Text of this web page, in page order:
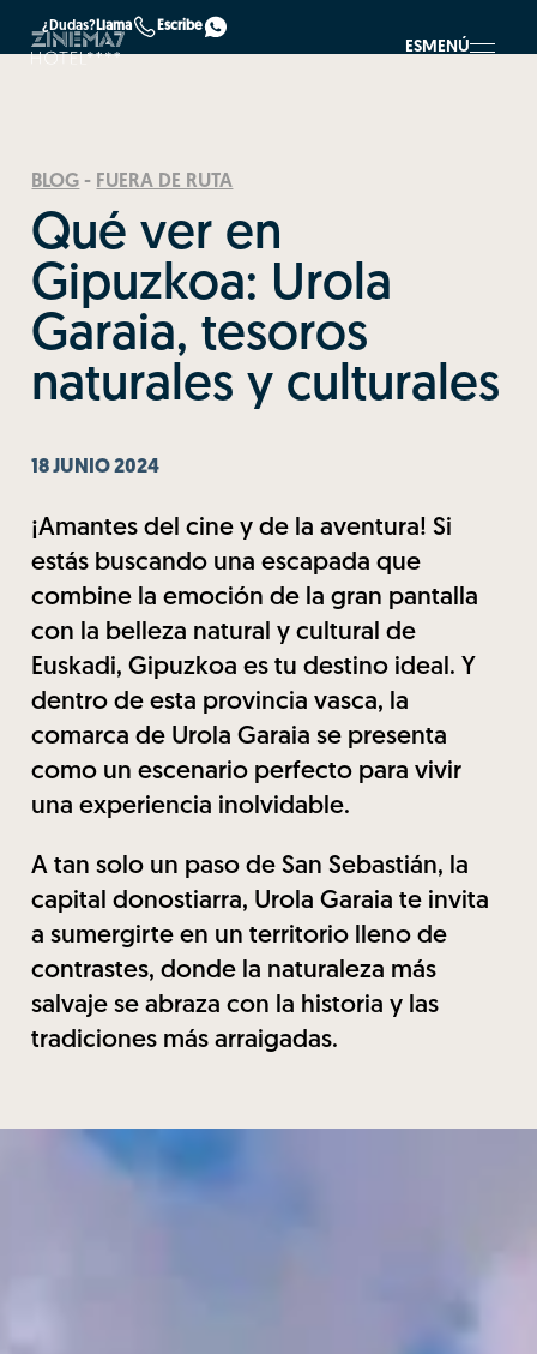
¿Dudas?Llama Escribe
ESMENÚ
BLOG - FUERA DE RUTA
Qué ver en
Gipuzkoa: Urola
Garaia, tesoros
naturales y culturales
18 JUNIO 2024
¡Amantes del cine y de la aventura! Si
estás buscando una escapada que
combine la emoción de la gran pantalla
con la belleza natural y cultural de
Euskadi, Gipuzkoa es tu destino ideal. Y
dentro de esta provincia vasca, la
comarca de Urola Garaia se presenta
como un escenario perfecto para vivir
una experiencia inolvidable.
A tan solo un paso de San Sebastián, la
capital donostiarra, Urola Garaia te invita
a sumergirte en un territorio lleno de
contrastes, donde la naturaleza más
salvaje se abraza con la historia y las
tradiciones más arraigadas.